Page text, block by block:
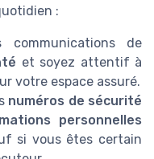
:
communications de
et soyez attentif à
votre espace assuré.
numéros de sécurité
personnelles
si vous êtes certain